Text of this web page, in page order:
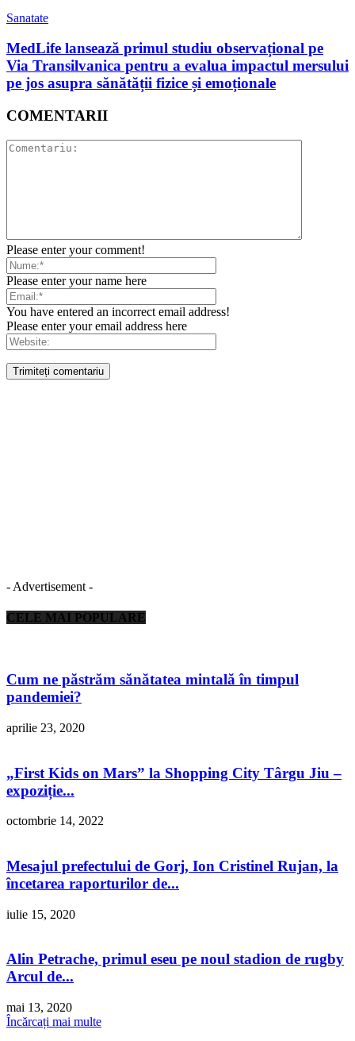
Sanatate
MedLife lansează primul studiu observațional pe
Via Transilvanica pentru a evalua impactul mersului
pe jos asupra sănătății fizice și emoționale
COMENTARII
Please enter your comment!
Please enter your name here
You have entered an incorrect email address!
Please enter your email address here
- Advertisement -
CELE MAI POPULARE
Cum ne păstrăm sănătatea mintală în timpul
pandemiei?
aprilie 23, 2020
„First Kids on Mars” la Shopping City Târgu Jiu –
expoziție...
octombrie 14, 2022
Mesajul prefectului de Gorj, Ion Cristinel Rujan, la
încetarea raporturilor de...
iulie 15, 2020
Alin Petrache, primul eseu pe noul stadion de rugby
Arcul de...
mai 13, 2020
Încărcați mai multe